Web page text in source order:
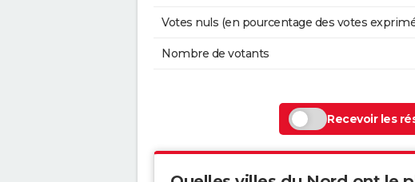
Votes nuls (en pourcentage des votes
Nombre de votants
Recevoir les